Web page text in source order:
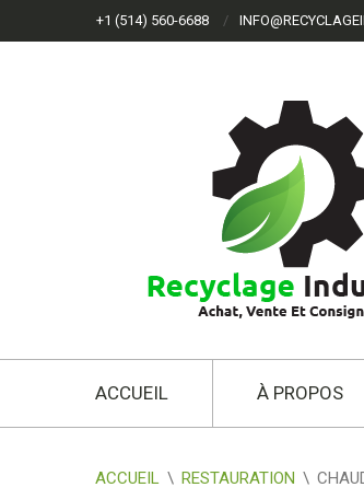
+1 (514) 560-6688
ACCUEIL À PROPOS
ACCUEIL \ RESTAURATION \